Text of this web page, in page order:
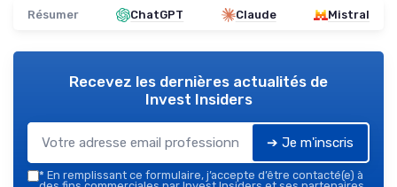
Résumer ChatGPT Claude Mistral
Recevez les dernières actualités de
Invest Insiders
➔ Je m'inscris
* En remplissant ce formulaire, j’accepte d’être contacté(e) à